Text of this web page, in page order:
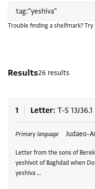
Trouble finding a shelfmark? Try
Results26 results
1 Letter T-S 13J36.1
Primary language Judaeo-
Letter from the sons of
yeshivot of Baghdad when
yeshiva …
Tags